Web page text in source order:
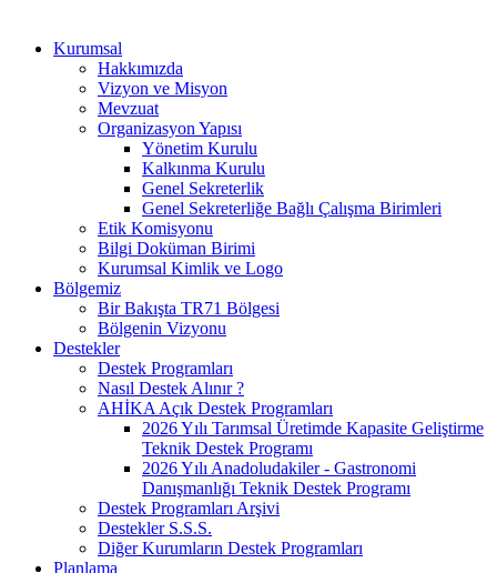
Kurumsal
Hakkımızda
Vizyon ve Misyon
Mevzuat
Organizasyon Yapısı
Yönetim Kurulu
Kalkınma Kurulu
Genel Sekreterlik
Genel Sekreterliğe Bağlı Çalışma Birimleri
Etik Komisyonu
Bilgi Doküman Birimi
Kurumsal Kimlik ve Logo
Bölgemiz
Bir Bakışta TR71 Bölgesi
Bölgenin Vizyonu
Destekler
Destek Programları
Nasıl Destek Alınır ?
AHİKA Açık Destek Programları
2026 Yılı Tarımsal Üretimde Kapasite Geliştirme
Teknik Destek Programı
2026 Yılı Anadoludakiler - Gastronomi
Danışmanlığı Teknik Destek Programı
Destek Programları Arşivi
Destekler S.S.S.
Diğer Kurumların Destek Programları
Planlama